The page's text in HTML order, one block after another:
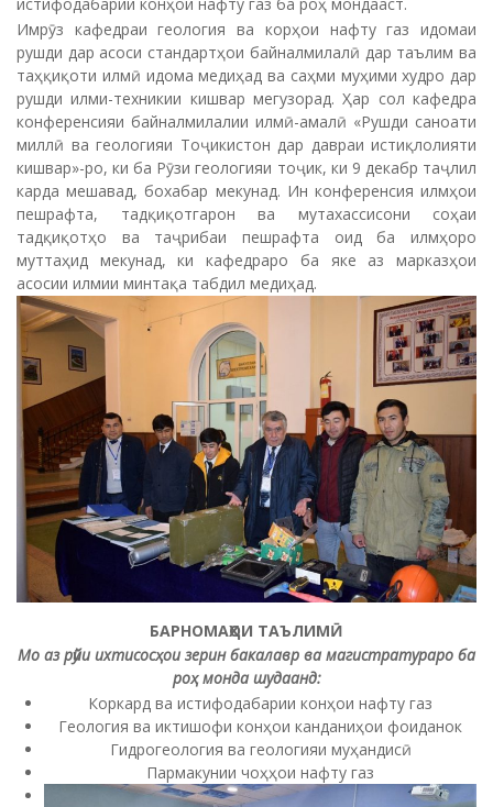
Имрӯз кафедраи геология ва корҳои нафту газ идомаи
рушди дар асоси стандартҳои байналмилалӣ дар таълим ва
таҳқиқоти илмӣ идома медиҳад ва саҳми муҳими худро дар
рушди илми-техникии кишвар мегузорад. Ҳар сол кафедра
конференсияи байналмилалии илмӣ-амалӣ «Рушди саноати
миллӣ ва геологияи Тоҷикистон дар давраи истиқлолияти
кишвар»-ро, ки ба Рӯзи геологияи тоҷик, ки 9 декабр таҷлил
карда мешавад, бохабар мекунад. Ин конференсия илмҳои
пешрафта, тадқиқотгарон ва мутахассисони соҳаи
тадқиқотҳо ва таҷрибаи пешрафта оид ба илмҳоро
муттаҳид мекунад, ки кафедраро ба яке аз марказҳои
асосии илмии минтақа табдил медиҳад.
БАРНОМАҲОИ ТАЪЛИМӢ
Мо аз рӯйи ихтисосҳои зерин бакалавр ва магистратураро ба
роҳ монда шудаанд:
Коркард ва истифодабарии конҳои нафту газ
Геология ва иктишофи конҳои канданиҳои фоиданок
Гидрогеология ва геологияи муҳандисӣ
Пармакунии чоҳҳои нафту газ